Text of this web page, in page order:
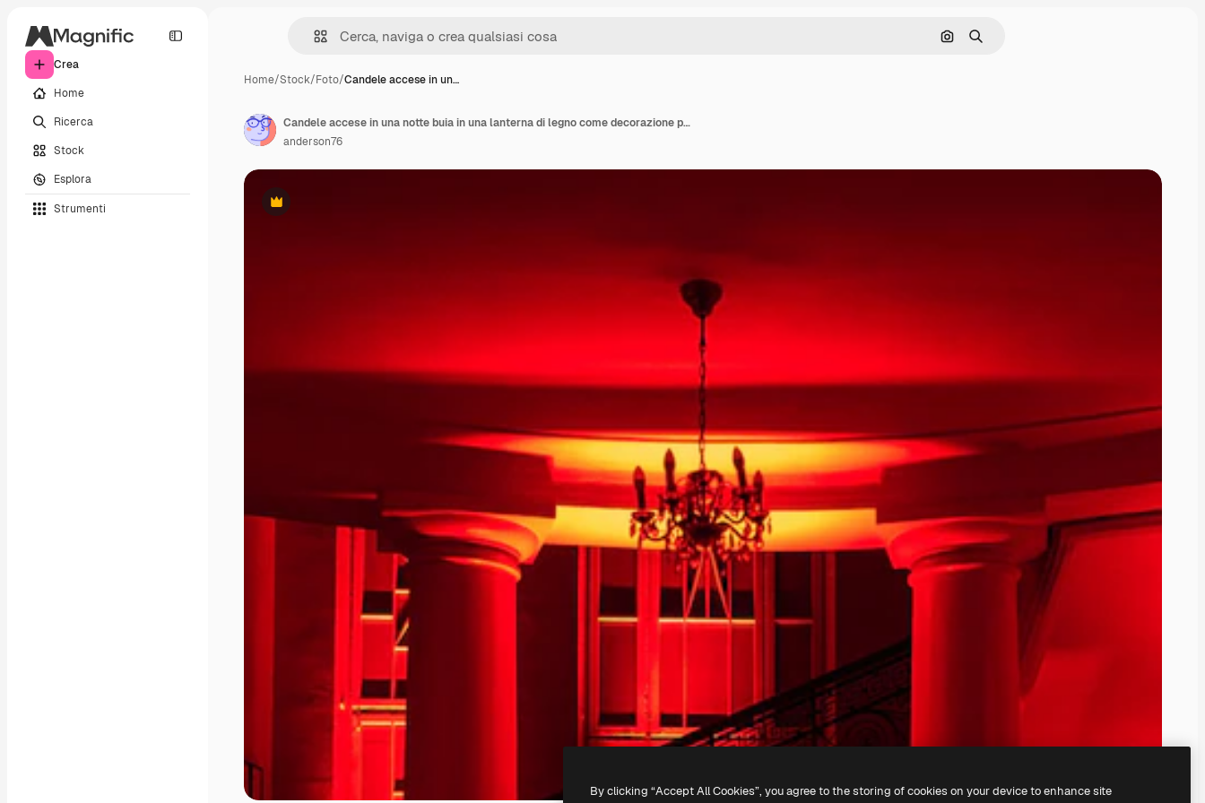
Crea
Home
Ricerca
Stock
Esplora
Strumenti
Cerca per immagine
Ricerca
Home/Stock/Foto/Candele accese in un…
Premium
Candele accese in una notte buia in una lanterna di legno come decorazione per una vacanza
anderson76
By clicking “Accept All Cookies”, you agree to the storing of cookies on your device to enhance site